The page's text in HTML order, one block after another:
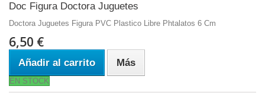
Doc Figura Doctora Juguetes
Doctora Juguetes Figura PVC Plastico Libre Phtalatos 6 Cm
6,50 €
Añadir al carrito Más
EN STOCK